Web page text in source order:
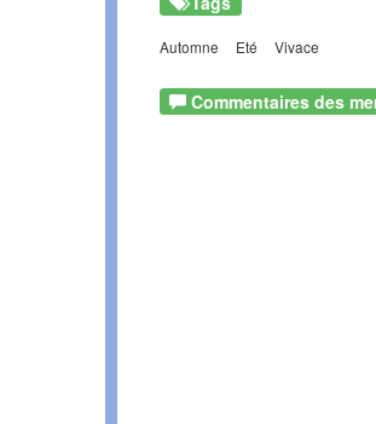
Automne Eté Vivace
Commentaires des